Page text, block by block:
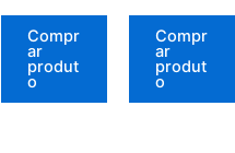
R$ 118,80.
é:
R$ 25,90.
Compr
ar
produt
o
R$
é:
R$
Compr
ar
produt
o